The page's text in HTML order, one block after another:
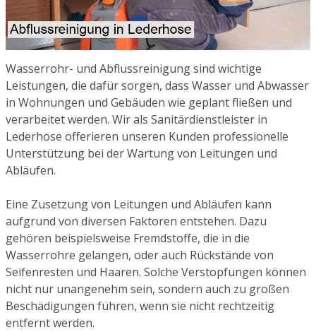
Wasserrohr- und Abflussreinigung sind wichtige
Leistungen, die dafür sorgen, dass Wasser und Abwasser
in Wohnungen und Gebäuden wie geplant fließen und
verarbeitet werden. Wir als Sanitärdienstleister in
Lederhose offerieren unseren Kunden professionelle
Unterstützung bei der Wartung von Leitungen und
Abläufen.
Eine Zusetzung von Leitungen und Abläufen kann
aufgrund von diversen Faktoren entstehen. Dazu
gehören beispielsweise Fremdstoffe, die in die
Wasserrohre gelangen, oder auch Rückstände von
Seifenresten und Haaren. Solche Verstopfungen können
nicht nur unangenehm sein, sondern auch zu großen
Beschädigungen führen, wenn sie nicht rechtzeitig
entfernt werden.